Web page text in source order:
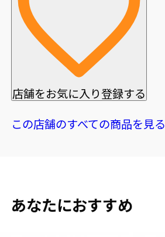
店舗をお気に入り登録する
この店舗のすべての商品を見る
あなたにおすすめ